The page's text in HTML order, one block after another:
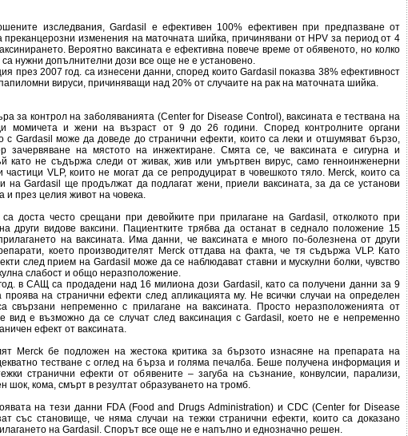
изследвания, Gardasil е ефективен 100% ефективен при предпазване от
преканцерозни изменения на маточната шийка, причинявани от HPV за период от 4
Вероятно ваксината е ефективна повече време от обявеното, но колко
нужни допълнителни дози все още не е установено.
през 2007 год. са изнесени данни, според които Gardasil показва 38% ефективност
вируси, причиняващи над 20% от случаите на рак на маточната шийка.
за контрол на заболяванията (Center for Disease Control), ваксината е тествана на
момичета и жени на възраст от 9 до 26 години. Според контролните органи
с Gardasil може да доведе до странични ефекти, които са леки и отшумяват бързо,
зачервяване на мястото на инжектиране. Смята се, че ваксината е сигурна и
като не съдържа следи от живак, жив или умъртвен вирус, само генноинженерни
частици VLP, които не могат да се репродуцират в човешкото тяло. Merck, които са
на Gardasil ще продължат да подлагат жени, приели ваксината, за да се установи
и през целия живот на човека.
доста често срещани при девойките при прилагане на Gardasil, отколкото при
други видове ваксини. Пациентките трябва да останат в седнало положение 15
на ваксината. Има данни, че ваксината е много по-болезнена от други
което производителят Merck оттдава на факта, че тя съдържа VLP. Като
след прием на Gardasil може да се наблюдават ставни и мускулни болки, чувство
слабост и общо неразположение.
в САЩ са продадени над 16 милиона дози Gardasil, като са получени данни за 9
проява на странични ефекти след апликацията му. Не всички случаи на определен
свързани непременно с прилагане на ваксината. Просто неразположенията от
вид е възможно да се случат след ваксинация с Gardasil, което не е непременно
ефект от ваксината.
Merck бе подложен на жестока критика за бързото изнасяне на препарата на
тестване с оглед на бърза и голяма печалба. Беше получена информация и
странични ефекти от обявените – загуба на съзнание, конвулсии, парализи,
шок, кома, смърт в резултат образуването на тромб.
на тези данни FDA (Food and Drugs Administration) и CDC (Center for Disease
със становище, че няма случаи на тежки странични ефекти, които са доказано
на Gardasil. Спорът все още не е напълно и еднозначно решен.